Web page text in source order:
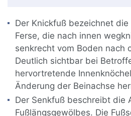
Der Knickfuß bezeichnet
Ferse, die nach innen
senkrecht vom Boden nach
Deutlich sichtbar bei
hervortretende
Änderung der Beinachse
Der Senkfuß beschreibt die
Fußlängsgewölbes. Die